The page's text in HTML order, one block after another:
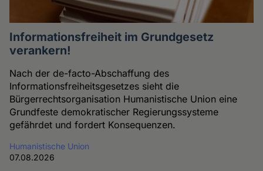
Informationsfreiheit im Grundgesetz
verankern!
Nach der de-facto-Abschaffung des
Informationsfreiheitsgesetzes sieht die
Bürgerrechtsorganisation Humanistische Union eine
Grundfeste demokratischer Regierungssysteme
gefährdet und fordert Konsequenzen.
Humanistische Union
07.08.2026